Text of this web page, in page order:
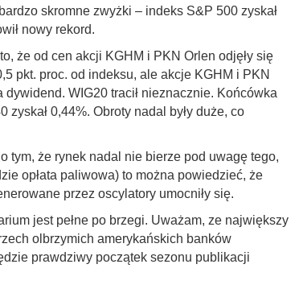
skromne zwyżki – indeks S&P 500 zyskał
nowy rekord.
że od cen akcji KGHM i PKN Orlen odjęły się
pkt. proc. od indeksu, ale akcje KGHM i PKN
dywidend. WIG20 tracił nieznacznie. Końcówka
zyskał 0,44%. Obroty nadal były duże, co
tym, że rynek nadal nie bierze pod uwagę tego,
opłata paliwowa) to można powiedzieć, że
przez oscylatory umocniły się.
jest pełne po brzegi. Uważam, ze największy
olbrzymich amerykańskich banków
prawdziwy początek sezonu publikacji